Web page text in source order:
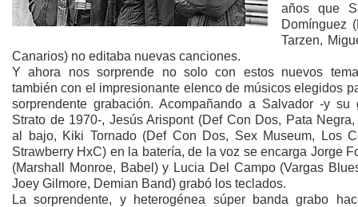
años que
Domínguez
Tarzen,
Canarios) no editaba nuevas canciones.
Y ahora nos sorprende no solo con estos nuevos
también con el impresionante elenco de músicos elegidos
sorprendente grabación. Acompañando a Salvador -y su
Strato de 1970-, Jesús Arispont (Def Con Dos, Pata Negra,
al bajo, Kiki Tornado (Def Con Dos, Sex Museum, Los
Strawberry HxC) en la batería, de la voz se encarga Jorge
(Marshall Monroe, Babel) y Lucia Del Campo (Vargas
Joey Gilmore, Demian Band) grabó los teclados.
La sorprendente, y heterogénea súper banda grabo